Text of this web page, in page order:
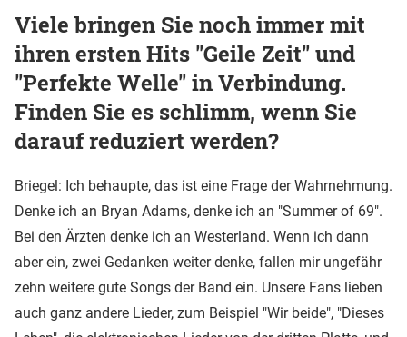
Viele bringen Sie noch immer mit
ihren ersten Hits "Geile Zeit" und
"Perfekte Welle" in Verbindung.
Finden Sie es schlimm, wenn Sie
darauf reduziert werden?
Briegel: Ich behaupte, das ist eine Frage der Wahrnehmung.
Denke ich an Bryan Adams, denke ich an "Summer of 69".
Bei den Ärzten denke ich an Westerland. Wenn ich dann
aber ein, zwei Gedanken weiter denke, fallen mir ungefähr
zehn weitere gute Songs der Band ein. Unsere Fans lieben
auch ganz andere Lieder, zum Beispiel "Wir beide", "Dieses